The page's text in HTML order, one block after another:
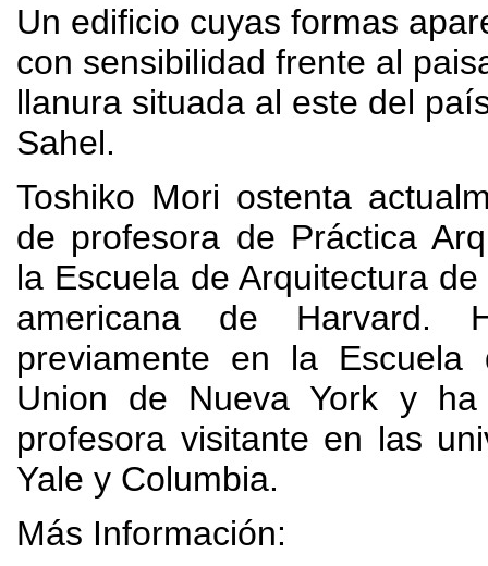
Un edificio cuyas formas
con sensibilidad frente al
llanura situada al este del
Sahel.
Toshiko Mori ostenta
de profesora de Práctica
la Escuela de Arquitectura
americana de Harvard.
previamente en la Escuela
Union de Nueva York y ha
profesora visitante en las
Yale y Columbia.
Más Información: